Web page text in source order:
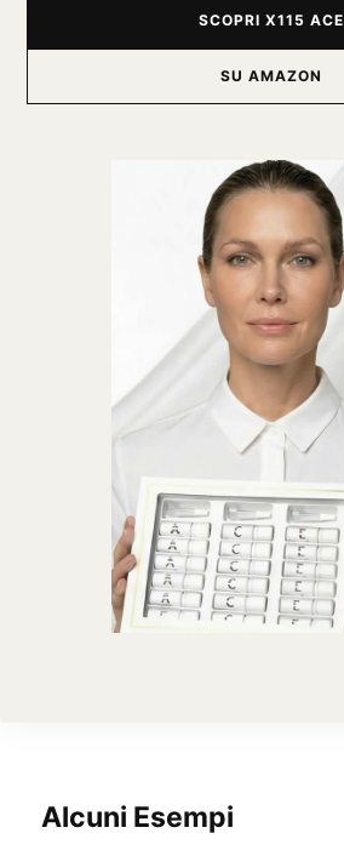
SCOPRI X115 ACE
SU AMAZON
Alcuni Esempi